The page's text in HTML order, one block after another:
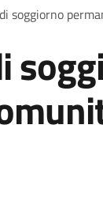
soggiorno